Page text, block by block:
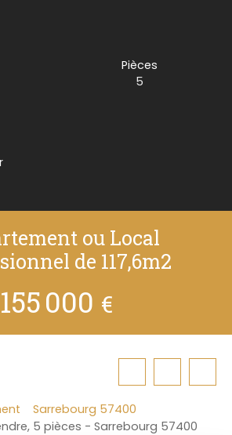
Pièces
5
ou Local
de 117,6m2
155 000 €
Sarrebourg 57400
5 pièces - Sarrebourg 57400